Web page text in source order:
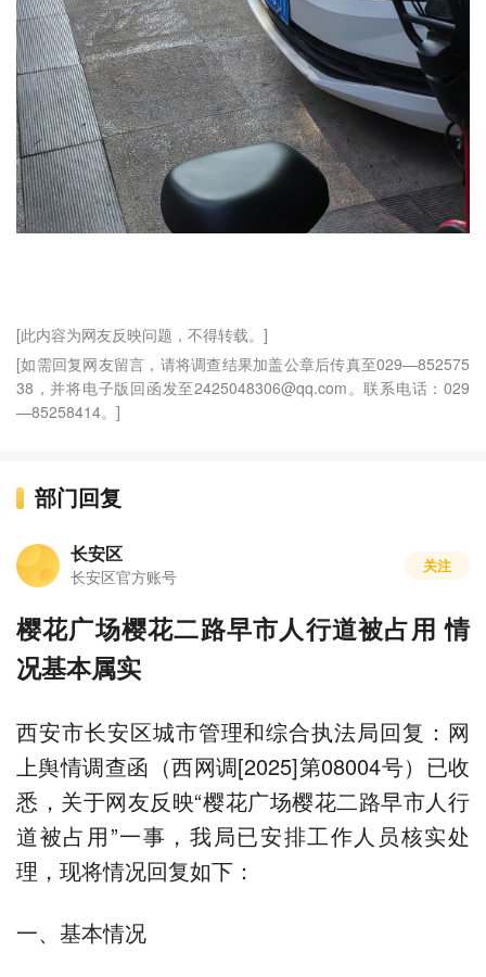
[此内容为网友反映问题，不得转载。]
[如需回复网友留言，请将调查结果加盖公章后传真至029—852575
38，并将电子版回函发至2425048306@qq.com。联系电话：029
—85258414。]
部门回复
长安区
长安区官方账号
关注
樱花广场樱花二路早市人行道被占用 情
况基本属实
西安市长安区城市管理和综合执法局回复：网
上舆情调查函（西网调[2025]第08004号）已收
悉，关于网友反映“樱花广场樱花二路早市人行
道被占用”一事，我局已安排工作人员核实处
理，现将情况回复如下：
一、基本情况